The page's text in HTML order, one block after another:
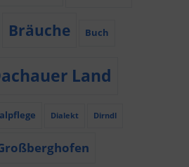
Bräuche Buch
Land
Dialekt Dirndl